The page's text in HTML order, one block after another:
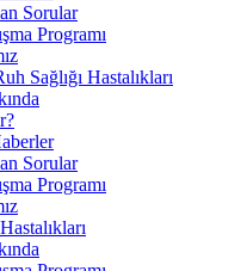
Sorular
Programı
Sağlığı Hastalıkları
Sorular
Programı